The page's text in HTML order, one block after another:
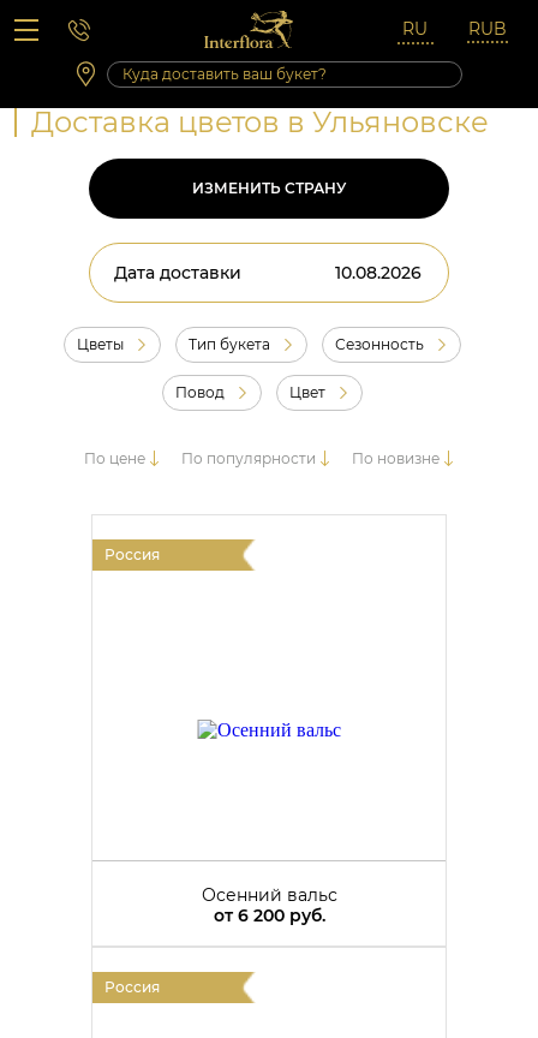
Вопросы-ответы
Сб 10:00 ‐ 14:00
Выходные и праздничные дни
Доставка цветов в Ульяновске
ИЗМЕНИТЬ СТРАНУ
Дата доставки
Цветы Тип букета Сезонность
Повод Цвет
По цене По популярности По новизне
Россия
Осенний вальс
от6 200 руб.
Россия